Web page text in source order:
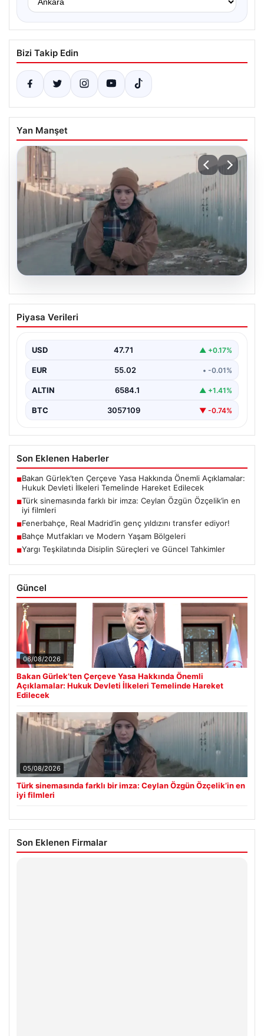
Bizi Takip Edin
Yan Manşet
05.08.2026
Türk sinemasında farklı bir imza: Ceylan
Özgün Özçelik’in en iyi filmleri
Piyasa Verileri
USD 47.71 ▲ +0.17%
EUR 55.02 • -0.01%
ALTIN 6584.1 ▲ +1.41%
BTC 3057109 ▼ -0.74%
Son Eklenen Haberler
■Bakan Gürlek’ten Çerçeve Yasa Hakkında Önemli Açıklamalar:
Hukuk Devleti İlkeleri Temelinde Hareket Edilecek
■Türk sinemasında farklı bir imza: Ceylan Özgün Özçelik’in en
iyi filmleri
■Fenerbahçe, Real Madrid’in genç yıldızını transfer ediyor!
■Bahçe Mutfakları ve Modern Yaşam Bölgeleri
■Yargı Teşkilatında Disiplin Süreçleri ve Güncel Tahkimler
Güncel
06/08/2026
Bakan Gürlek’ten Çerçeve Yasa Hakkında Önemli
Açıklamalar: Hukuk Devleti İlkeleri Temelinde Hareket
Edilecek
05/08/2026
Türk sinemasında farklı bir imza: Ceylan Özgün Özçelik’in en
iyi filmleri
Son Eklenen Firmalar